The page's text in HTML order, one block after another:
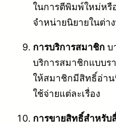
ในการตีพิมพ์ใหม่หรื
จำหน่ายนิยายในต่า
การบริการสมาชิก บ
บริการสมาชิกแบบร
ให้สมาชิกมีสิทธิ์อ่าน
ใช้จ่ายแต่ละเรื่อง
การขายสิทธิ์สำหรับ